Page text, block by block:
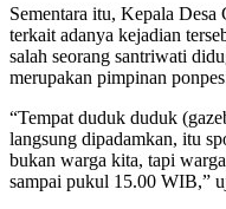
Sementara itu, Kepala
terkait adanya kejadian
salah seorang santriwati
merupakan pimpinan
“Tempat duduk duduk
langsung dipadamkan, itu
bukan warga kita, tapi
sampai pukul 15.00 WIB,”